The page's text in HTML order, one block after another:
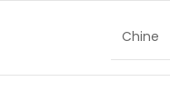
Chine